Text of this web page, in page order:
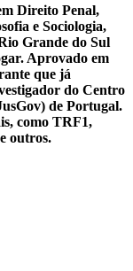
Direito Penal,
e Sociologia,
Grande do Sul
Aprovado em
que já
do Centro
de Portugal.
como TRF1,
outros.